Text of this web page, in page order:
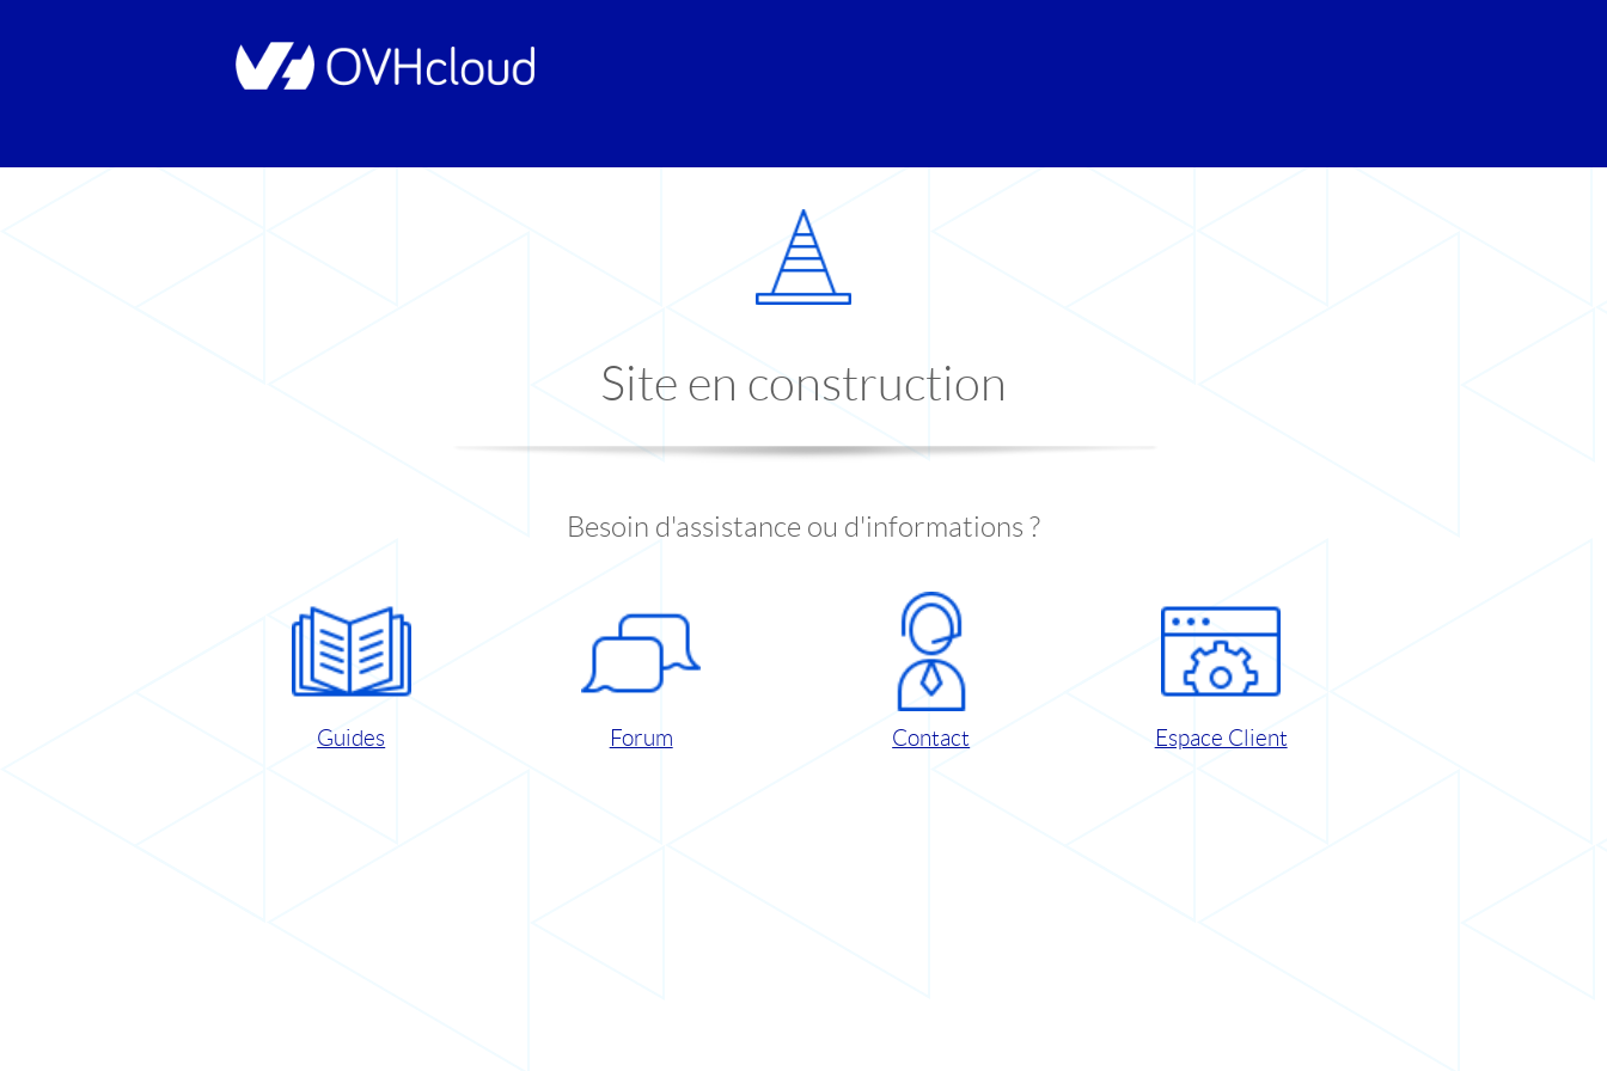
Site en construction
Besoin d'assistance ou d'informations ?
Guides Forum Contact Espace Client